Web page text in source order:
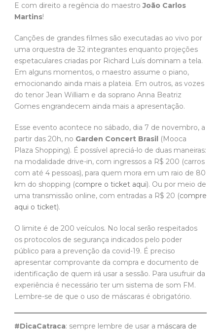
E com direito a regência do maestroJoão Carlos
Martins!
Canções de grandes filmes são executadas ao vivo por
uma orquestra de 32 integrantes enquanto projeções
espetaculares criadas por Richard Luís dominam a tela.
Em alguns momentos, o maestro assume o piano,
emocionando ainda mais a plateia. Em outros, as vozes
do tenor Jean William e da soprano Anna Beatriz
Gomes engrandecem ainda mais a apresentação.
Esse evento acontece no sábado, dia 7 de novembro, a
partir das 20h, no Garden Concert Brasil (Mooca
Plaza Shopping). É possível apreciá-lo de duas maneiras:
na modalidade drive-in, com ingressos a R$ 200 (carros
com até 4 pessoas), para quem mora em um raio de 80
km do shopping (compre o ticket aqui). Ou por meio de
uma transmissão online, com entradas a R$ 20 (compre
aqui o ticket).
O limite é de 200 veículos. No local serão respeitados
os protocolos de segurança indicados pelo poder
público para a prevenção da covid-19. É preciso
apresentar comprovante da compra e documento de
identificação de quem irá usar a sessão. Para usufruir da
experiência é necessário ter um sistema de som FM.
Lembre-se de que o uso de máscaras é obrigatório.
#DicaCatraca: sempre lembre de usar a máscara de